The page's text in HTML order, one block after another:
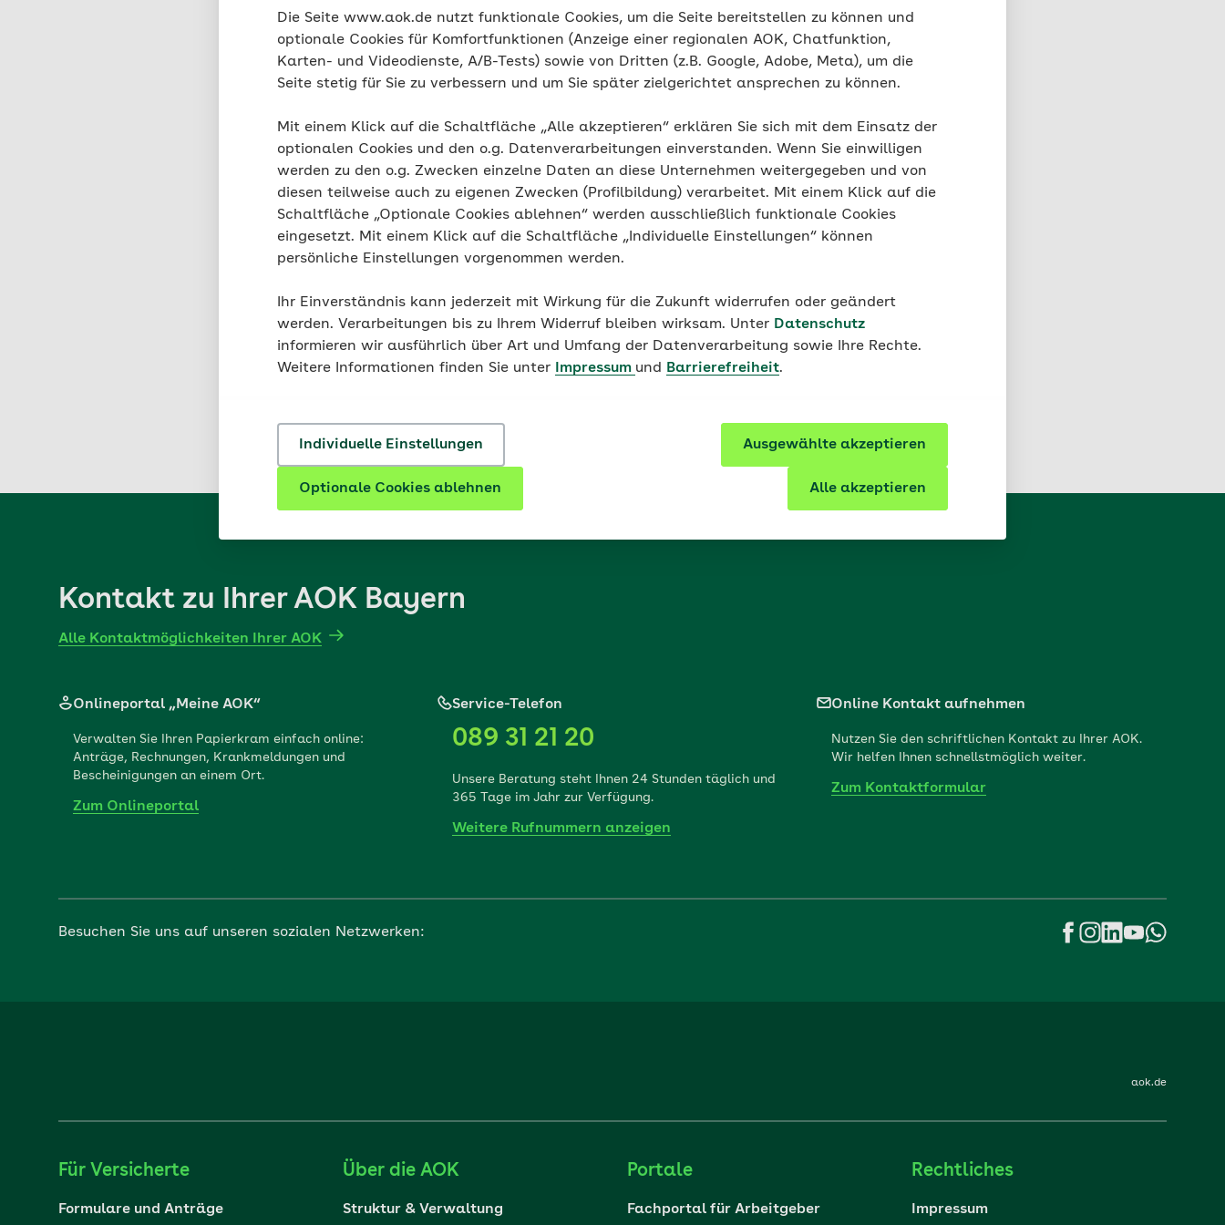
Die Seite www.aok.de nutzt funktionale Cookies, um die Seite bereitstellen zu können und
optionale Cookies für Komfortfunktionen (Anzeige einer regionalen AOK, Chatfunktion,
Karten- und Videodienste, A/B-Tests) sowie von Dritten (z.B. Google, Adobe, Meta), um die
Seite stetig für Sie zu verbessern und um Sie später zielgerichtet ansprechen zu können.
Mit einem Klick auf die Schaltfläche „Alle akzeptieren“ erklären Sie sich mit dem Einsatz der
optionalen Cookies und den o.g. Datenverarbeitungen einverstanden. Wenn Sie einwilligen
werden zu den o.g. Zwecken einzelne Daten an diese Unternehmen weitergegeben und von
diesen teilweise auch zu eigenen Zwecken (Profilbildung) verarbeitet. Mit einem Klick auf die
Schaltfläche „Optionale Cookies ablehnen“ werden ausschließlich funktionale Cookies
eingesetzt. Mit einem Klick auf die Schaltfläche „Individuelle Einstellungen“ können
persönliche Einstellungen vorgenommen werden.
Ihr Einverständnis kann jederzeit mit Wirkung für die Zukunft widerrufen oder geändert
werden. Verarbeitungen bis zu Ihrem Widerruf bleiben wirksam. Unter Datenschutz
informieren wir ausführlich über Art und Umfang der Datenverarbeitung sowie Ihre Rechte.
Weitere Informationen finden Sie unter
Impressum und Barrierefreiheit.
Individuelle Einstellungen Ausgewählte akzeptieren
Optionale Cookies ablehnen Alle akzeptieren
E-Mail: gesundheitsfoerderung@by.aok.de
Telefon: 089 31 21 20
Aktualisiert: 22.05.2026
Teilen Nach oben
Waren diese Informationen hilfreich
Kontakt zu Ihrer AOK Bayern
Alle Kontaktmöglichkeiten Ihrer AOK
Onlineportal „Meine AOK“
Verwalten Sie Ihren Papierkram einfach online:
Anträge, Rechnungen, Krankmeldungen und
Bescheinigungen an einem Ort.
Zum Onlineportal
Service-Telefon
089 31 21 20
Unsere Beratung steht Ihnen 24 Stunden täglich und
365 Tage im Jahr zur Verfügung.
Weitere Rufnummern anzeigen
Online Kontakt aufnehmen
Nutzen Sie den schriftlichen Kontakt zu Ihrer AOK.
Wir helfen Ihnen schnellstmöglich weiter.
Zum Kontaktformular
Besuchen Sie uns auf unseren sozialen Netzwerken:
aok.de
Für Versicherte
Formulare und Anträge
Über die AOK
Struktur & Verwaltung
Portale
Fachportal für Arbeitgeber
Rechtliches
Impressum